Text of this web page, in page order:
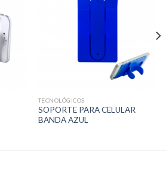
TECNOLÓGICOS
SOPORTE PARA CELULAR
BANDA AZUL